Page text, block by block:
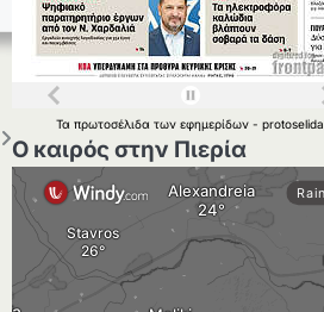
Ταπρωτοσέλιδατωνεφημερίδων-protoselida
Ο καιρός στην Πιερία